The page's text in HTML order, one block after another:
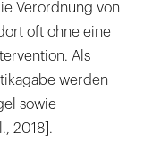
Verordnung von
oft ohne eine
Als
werden
sowie
2018].